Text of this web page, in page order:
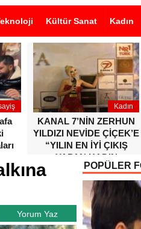
Kültür Sanat Kadın
Kadın
KANAL 7’NİN ZERHUN
YILDIZI NEVİDE ÇİÇEK’E
“YILIN EN İYİ ÇIKIŞ
YAPAN KADIN
OYUNCUSU” ÖDÜLÜ!
Yorum Yaz
POPÜLER